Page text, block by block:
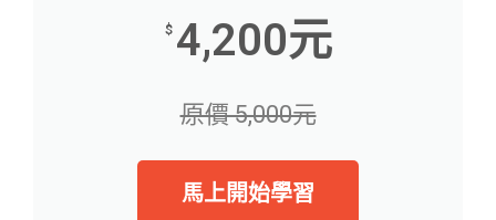
$ 4,200元
原價 5,000元
馬上開始學習